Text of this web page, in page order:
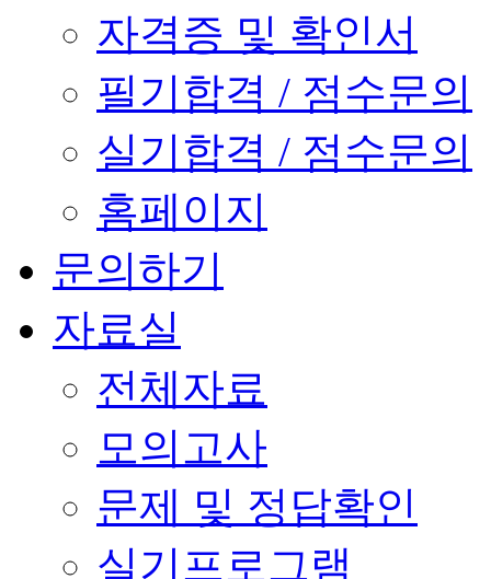
자격증 및 확인서
필기합격 / 점수문의
실기합격 / 점수문의
홈페이지
문의하기
자료실
전체자료
모의고사
문제 및 정답확인
실기프로그램